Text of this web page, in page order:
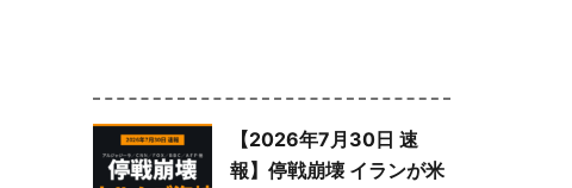
【2026年7月30日 速
報】停戦崩壊 イランが米